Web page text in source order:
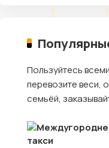
Пользуйтесь
перевозите веси,
семьёй,